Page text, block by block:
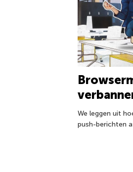
We leggen uit
push-berichten